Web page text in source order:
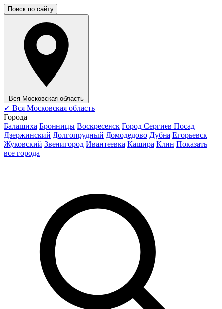
Поиск по сайту
Вся Московская область
✓ Вся Московская область
Города
Балашиха Бронницы Воскресенск Город Сергиев Посад
Дзержинский Долгопрудный Домодедово Дубна Егорьевск
Жуковский Звенигород Ивантеевка Кашира Клин Показать
все города